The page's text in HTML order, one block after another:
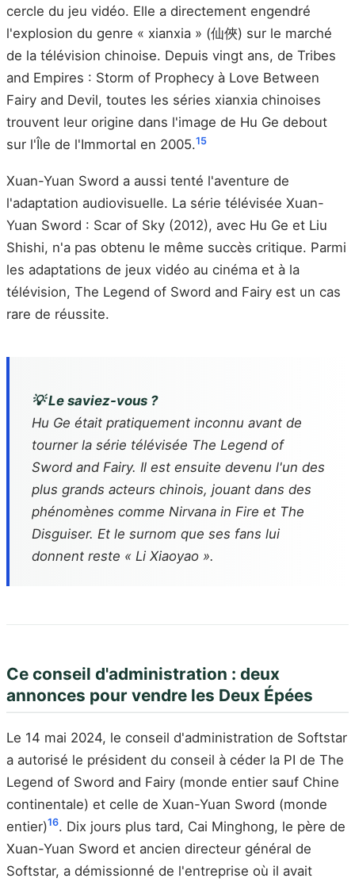
cercle du jeu vidéo. Elle a directement engendré
l'explosion du genre « xianxia » (仙俠) sur le marché
de la télévision chinoise. Depuis vingt ans, de Tribes
and Empires : Storm of Prophecy à Love Between
Fairy and Devil, toutes les séries xianxia chinoises
trouvent leur origine dans l'image de Hu Ge debout
sur l'Île de l'Immortal en 2005.15
Xuan-Yuan Sword a aussi tenté l'aventure de
l'adaptation audiovisuelle. La série télévisée Xuan-
Yuan Sword : Scar of Sky (2012), avec Hu Ge et Liu
Shishi, n'a pas obtenu le même succès critique. Parmi
les adaptations de jeux vidéo au cinéma et à la
télévision, The Legend of Sword and Fairy est un cas
rare de réussite.
💡 Le saviez-vous ?
Hu Ge était pratiquement inconnu avant de
tourner la série télévisée The Legend of
Sword and Fairy. Il est ensuite devenu l'un des
plus grands acteurs chinois, jouant dans des
phénomènes comme Nirvana in Fire et The
Disguiser. Et le surnom que ses fans lui
donnent reste « Li Xiaoyao ».
Ce conseil d'administration : deux
annonces pour vendre les Deux Épées
Le 14 mai 2024, le conseil d'administration de Softstar
a autorisé le président du conseil à céder la PI de The
Legend of Sword and Fairy (monde entier sauf Chine
continentale) et celle de Xuan-Yuan Sword (monde
entier)16. Dix jours plus tard, Cai Minghong, le père de
Xuan-Yuan Sword et ancien directeur général de
Softstar, a démissionné de l'entreprise où il avait